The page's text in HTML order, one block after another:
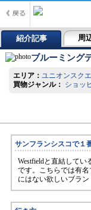
紹介記事 周
ブルーミング
エリア：ユニオンスク
買物ジャンル： ショッ
サンフランシスコで１
Westfieldと直結して
です。こちらでは有
にはない欲しいブラ